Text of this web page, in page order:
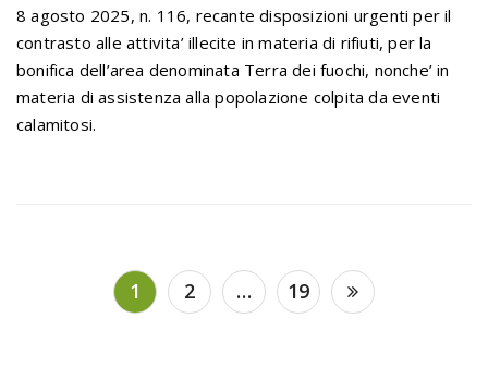
8 agosto 2025, n. 116, recante disposizioni urgenti per il
contrasto alle attivita’ illecite in materia di rifiuti, per la
bonifica dell’area denominata Terra dei fuochi, nonche’ in
materia di assistenza alla popolazione colpita da eventi
calamitosi.
Navigazione
articoli
1 2 … 19